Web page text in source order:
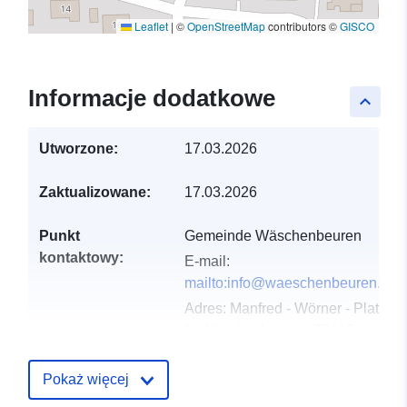
Leaflet | ©OpenStreetMapcontributors ©GISCO
keyboard_arrow_up
Informacje dodatkowe
Utworzone: 17.03.2026
Zaktualizowane: 17.03.2026
Punkt
kontaktowy:
Gemeinde Wäschenbeuren
E-mail:
mailto:info@waeschenbeuren.de
Adres: Manfred - Wörner - Platz
Pokaż więcej